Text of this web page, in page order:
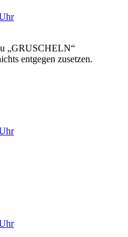
„GRUSCHELN“
entgegen zusetzen.